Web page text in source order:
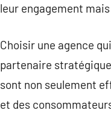
leur engagement
Choisir une agence
partenaire
sont non seulement
et des